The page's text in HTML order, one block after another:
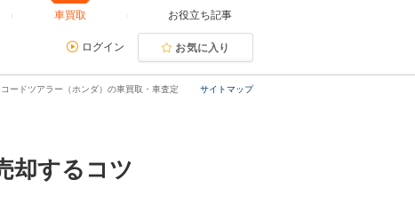
車買取 お役立ち記事
ログイン お気に入り
サイトマップ
コードツアラー（ホンダ）の車買取・車査定
却するコツ